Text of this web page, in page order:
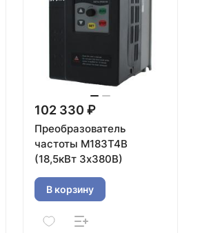
102 330 ₽
Преобразователь
частоты M183T4B
(18,5кВт 3х380В)
В корзину